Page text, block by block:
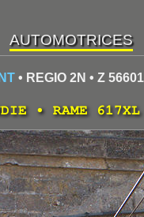
• REGIO 2N • Z
• RAME